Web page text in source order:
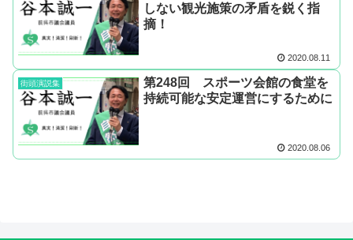
しない観光施策の矛盾を鋭く指
摘！
2020.08.11
街頭演説集
第248回 スポーツ会館の食堂を
持続可能な安定運営にするために
2020.08.06